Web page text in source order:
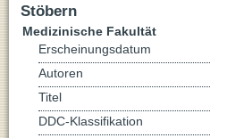
Stöbern
Medizinische Fakultät
Erscheinungsdatum
Autoren
Titel
DDC-Klassifikation